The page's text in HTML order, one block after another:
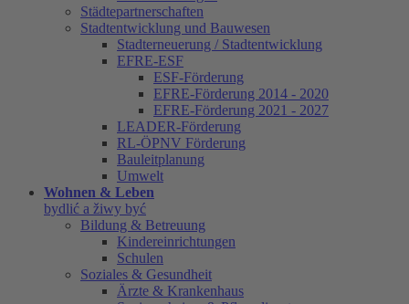
Städtepartnerschaften
Stadtentwicklung und Bauwesen
Stadterneuerung / Stadtentwicklung
EFRE-ESF
ESF-Förderung
EFRE-Förderung 2014 - 2020
EFRE-Förderung 2021 - 2027
LEADER-Förderung
RL-ÖPNV Förderung
Bauleitplanung
Umwelt
Wohnen & Leben
bydlić a žiwy być
Bildung & Betreuung
Kindereinrichtungen
Schulen
Soziales & Gesundheit
Ärzte & Krankenhaus